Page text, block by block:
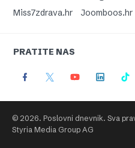
Miss7zdrava.hr
Joomboos.hr
PRATITE NAS
© 2026. Poslovni dnevnik. Sva
Styria Media Group AG